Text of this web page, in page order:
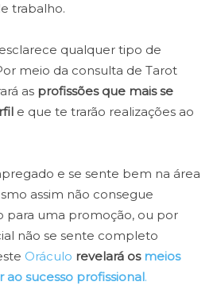
trabalho.
qualquer tipo de
meio da consulta de Tarot
as profissões que mais se
e que te trarão realizações ao
e se sente bem na área
assim não consegue
para uma promoção, ou por
não se sente completo
Oráculo revelará os meios
sucesso profissional.